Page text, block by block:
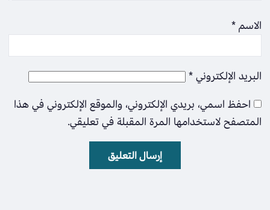
الاسم*
البريد الإلكتروني*
احفظ اسمي، بريدي الإلكتروني، والموقع الإلكتروني في هذا
المتصفح لاستخدامها المرة المقبلة في تعليقي.